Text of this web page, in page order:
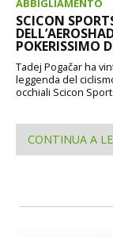
ABBIGLIAMENTO
SCICON
POKERISSIMO
Tadej Pogačar ha
leggenda del
occhiali Scicon
CONTINUA A